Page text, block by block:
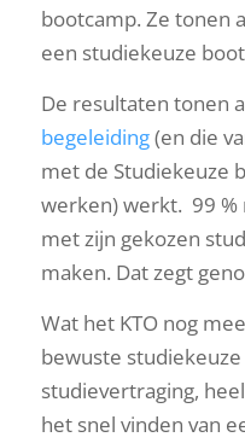
bootcamp. Ze tonen
een studiekeuze
De resultaten tonen
begeleiding(en die
met de Studiekeuze
werken) werkt. 99 %
met zijn gekozen
maken. Dat zegt
Wat het KTO nog
bewuste
studievertraging,
het snel vinden van